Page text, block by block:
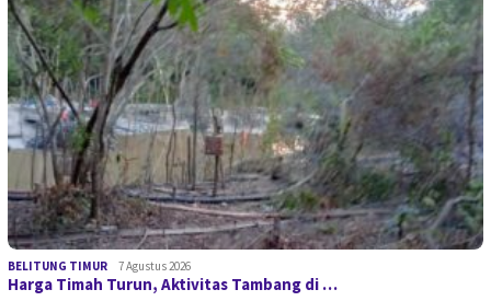
BELITUNG TIMUR 7 Agustus 2026
Harga Timah Turun, Aktivitas Tambang di …